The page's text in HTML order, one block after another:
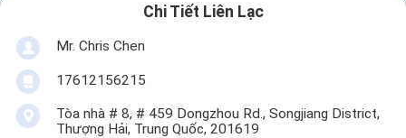
Chi Tiết Liên Lạc
Mr. Chris Chen
17612156215
Tòa nhà # 8, # 459 Dongzhou Rd., Songjiang District,
Thượng Hải, Trung Quốc, 201619